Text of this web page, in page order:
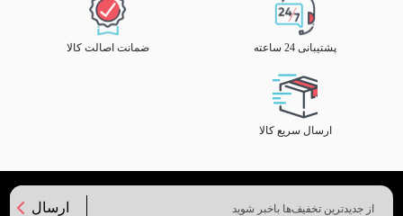
پشتیبانی 24 ساعته ضمانت اصالت کالا
ارسال سریع کالا
ارسال